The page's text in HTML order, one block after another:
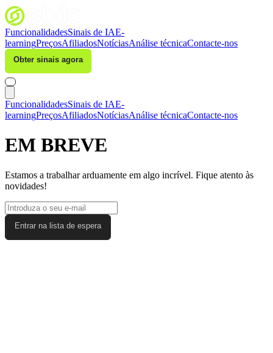
FuncionalidadesSinais de IAE-
learningPreçosAfiliadosNotíciasAnálise técnicaContacte-nos
Obter sinais agora
FuncionalidadesSinais de IAE-
learningPreçosAfiliadosNotíciasAnálise técnicaContacte-nos
EM BREVE
Estamos a trabalhar arduamente em algo incrível. Fique atento às
novidades!
Entrar na lista de espera